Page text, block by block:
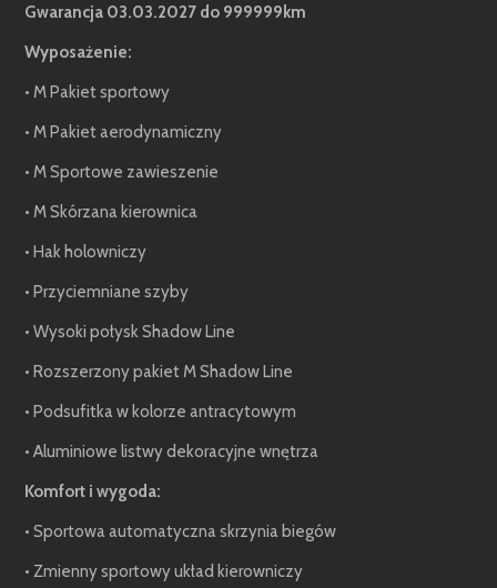
Gwarancja 03.03.2027 do 999999km
Wyposażenie:
• M Pakiet sportowy
• M Pakiet aerodynamiczny
• M Sportowe zawieszenie
• M Skórzana kierownica
• Hak holowniczy
• Przyciemniane szyby
• Wysoki połysk Shadow Line
• Rozszerzony pakiet M Shadow Line
• Podsufitka w kolorze antracytowym
• Aluminiowe listwy dekoracyjne wnętrza
Komfort i wygoda:
• Sportowa automatyczna skrzynia biegów
• Zmienny sportowy układ kierowniczy